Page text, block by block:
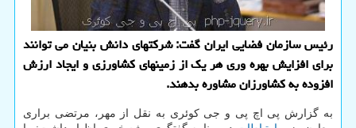
رئیس سازمان فضایی ایران گفت: شرکتهای دانش بنیان می توانند
برای افزایش بهره وری هر یک از زمینهای کشاورزی و ایجاد ارزش
افزوده به کشاورزان مشاوره بدهند.
به گزارش پی اچ پی و جی کوئری به نقل از مهر، مرتضی براری